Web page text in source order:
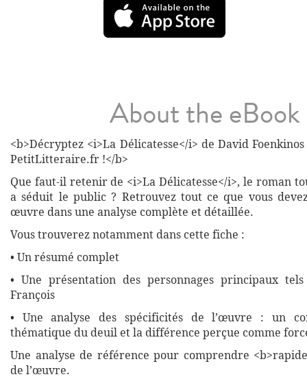
About the eBook
<b>Décryptez <i>La Délicatesse</i> de David
PetitLitteraire.fr !</b>
Que faut-il retenir de <i>La Délicatesse</i>, le roman
a séduit le public ? Retrouvez tout ce que vous
œuvre dans une analyse complète et détaillée.
Vous trouverez notamment dans cette fiche :
• Un résumé complet
• Une présentation des personnages principaux
François
• Une analyse des spécificités de l’œuvre : un
thématique du deuil et la différence perçue comme
Une analyse de référence pour comprendre
de l’œuvre.